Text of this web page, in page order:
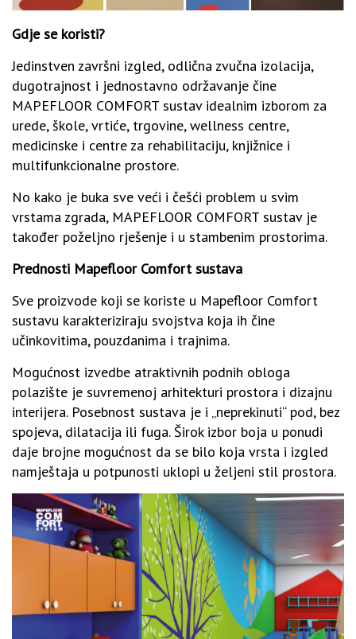
Gdje se koristi?
Jedinstven završni izgled, odlična zvučna izolacija,
dugotrajnost i jednostavno održavanje čine
MAPEFLOOR COMFORT sustav idealnim izborom za
urede, škole, vrtiće, trgovine, wellness centre,
medicinske i centre za rehabilitaciju, knjižnice i
multifunkcionalne prostore.
No kako je buka sve veći i češći problem u svim
vrstama zgrada, MAPEFLOOR COMFORT sustav je
također poželjno rješenje i u stambenim prostorima.
Prednosti Mapefloor Comfort sustava
Sve proizvode koji se koriste u Mapefloor Comfort
sustavu karakteriziraju svojstva koja ih čine
učinkovitima, pouzdanima i trajnima.
Mogućnost izvedbe atraktivnih podnih obloga
polazište je suvremenoj arhitekturi prostora i dizajnu
interijera. Posebnost sustava je i „neprekinuti“ pod, bez
spojeva, dilatacija ili fuga. Širok izbor boja u ponudi
daje brojne mogućnost da se bilo koja vrsta i izgled
namještaja u potpunosti uklopi u željeni stil prostora.